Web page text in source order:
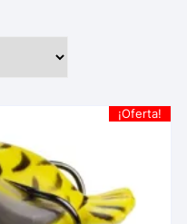
¡Oferta!